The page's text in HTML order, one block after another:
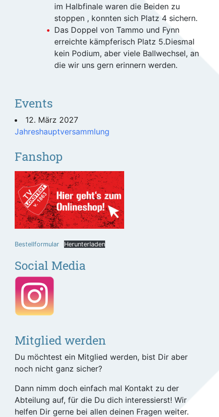
im Halbfinale waren die Beiden zu
stoppen , konnten sich Platz 4 sichern.
Das Doppel von Tammo und Fynn
erreichte kämpferisch Platz 5.Diesmal
kein Podium, aber viele Ballwechsel, an
die wir uns gern erinnern werden.
Events
12. März 2027
Jahreshauptversammlung
Fanshop
Bestellformular Herunterladen
Social Media
Mitglied werden
Du möchtest ein Mitglied werden, bist Dir aber
noch nicht ganz sicher?
Dann nimm doch einfach mal Kontakt zu der
Abteilung auf, für die Du dich interessierst! Wir
helfen Dir gerne bei allen deinen Fragen weiter.